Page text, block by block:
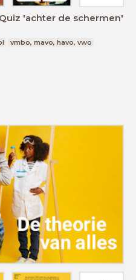
'achter de schermen'
vmbo, mavo, havo, vwo